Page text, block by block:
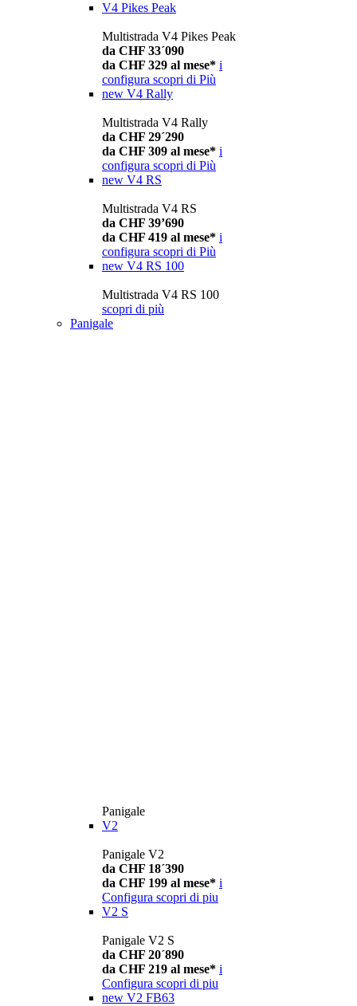
V4 Pikes Peak
Multistrada V4 Pikes Peak
da CHF 33´090
da CHF 329 al mese* i
configura scopri di Più
new V4 Rally
Multistrada V4 Rally
da CHF 29´290
da CHF 309 al mese* i
configura scopri di Più
new V4 RS
Multistrada V4 RS
da CHF 39’690
da CHF 419 al mese* i
configura scopri di Più
new V4 RS 100
Multistrada V4 RS 100
scopri di più
Panigale
Panigale
V2
Panigale V2
da CHF 18´390
da CHF 199 al mese* i
Configura scopri di piu
V2 S
Panigale V2 S
da CHF 20´890
da CHF 219 al mese* i
Configura scopri di piu
new V2 FB63